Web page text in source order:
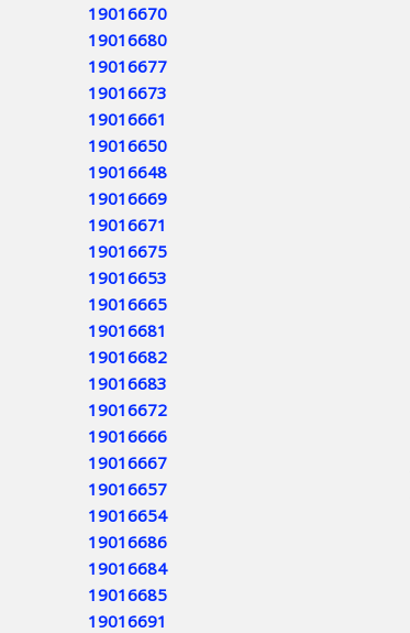
19016670
19016680
19016677
19016673
19016661
19016650
19016648
19016669
19016671
19016675
19016653
19016665
19016681
19016682
19016683
19016672
19016666
19016667
19016657
19016654
19016686
19016684
19016685
19016691